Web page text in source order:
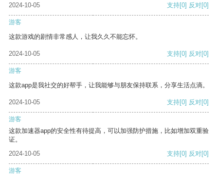
2024-10-05
支持[0] 反对[0]
游客
这款游戏的剧情非常感人，让我久久不能忘怀。
2024-10-05 支持[0] 反对[0]
游客
这款app是我社交的好帮手，让我能够与朋友保持联系，分享生活点滴。
2024-10-05 支持[0] 反对[0]
游客
这款加速器app的安全性有待提高，可以加强防护措施，比如增加双重验
证。
2024-10-05
支持[0] 反对[0]
游客